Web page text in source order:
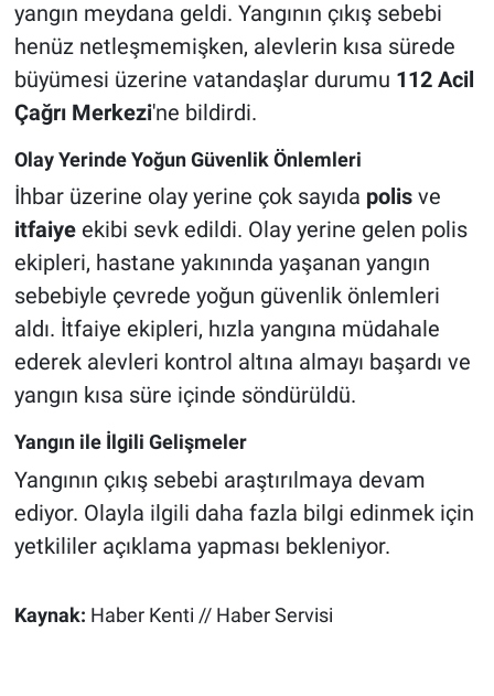
yangın meydana geldi. Yangının çıkış sebebi
henüz netleşmemişken, alevlerin kısa sürede
büyümesi üzerine vatandaşlar durumu 112 Acil
Çağrı Merkezi'ne bildirdi.
Olay Yerinde Yoğun Güvenlik Önlemleri
İhbar üzerine olay yerine çok sayıda polisve
itfaiyeekibi sevk edildi. Olay yerine gelen polis
ekipleri, hastane yakınında yaşanan yangın
sebebiyle çevrede yoğun güvenlik önlemleri
aldı. İtfaiye ekipleri, hızla yangına müdahale
ederek alevleri kontrol altına almayı başardı ve
yangın kısa süre içinde söndürüldü.
Yangın ile İlgili Gelişmeler
Yangının çıkış sebebi araştırılmaya devam
ediyor. Olayla ilgili daha fazla bilgi edinmek için
yetkililer açıklama yapması bekleniyor.
Kaynak: Haber Kenti // Haber Servisi